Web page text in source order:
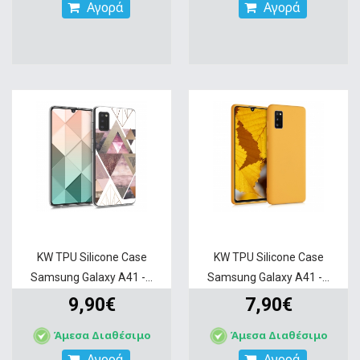
Αγορά Αγορά
KW TPU Silicone Case
Samsung Galaxy A41 -...
9,90€
Άμεσα Διαθέσιμο
KW TPU Silicone Case
Samsung Galaxy A41 -...
7,90€
Άμεσα Διαθέσιμο